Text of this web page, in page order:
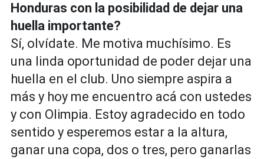
Honduras con la posibilidad de dejar una
huella importante?
Sí, olvídate. Me motiva muchísimo. Es
una linda oportunidad de poder dejar una
huella en el club. Uno siempre aspira a
más y hoy me encuentro acá con ustedes
y con Olimpia. Estoy agradecido en todo
sentido y esperemos estar a la altura,
ganar una copa, dos o tres, pero ganarlas